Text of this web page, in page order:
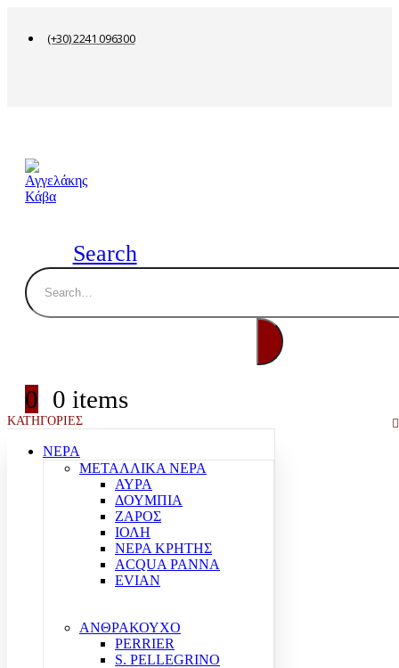
(+30) 2241 096300
Search
0 0 items
ΚΑΤΗΓΟΡΙΕΣ
ΝΕΡΑ
ΜΕΤΑΛΛΙΚΑ ΝΕΡΑ
ΑΥΡΑ
ΔΟΥΜΠΙΑ
ΖΑΡΟΣ
ΙΟΛΗ
ΝΕΡΑ ΚΡΗΤΗΣ
ACQUA PANNA
EVIAN
ΑΝΘΡΑΚΟΥΧΟ
PERRIER
S. PELLEGRINO